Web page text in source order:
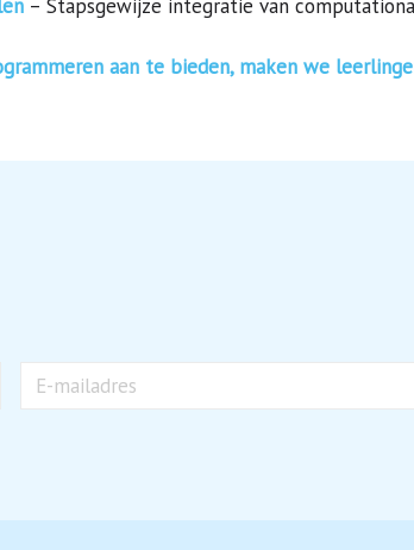
– Stapsgewijze integratie van
aan te bieden, maken we
mailadres